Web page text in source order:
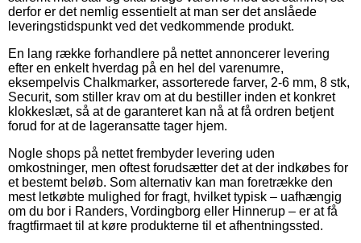
derfor er det nemlig essentielt at man ser det anslåede
leveringstidspunkt ved det vedkommende produkt.
En lang række forhandlere på nettet annoncerer levering
efter en enkelt hverdag på en hel del varenumre,
eksempelvis Chalkmarker, assorterede farver, 2-6 mm, 8 stk,
Securit, som stiller krav om at du bestiller inden et konkret
klokkeslæt, så at de garanteret kan nå at få ordren betjent
forud for at de lageransatte tager hjem.
Nogle shops på nettet frembyder levering uden
omkostninger, men oftest forudsætter det at der indkøbes for
et bestemt beløb. Som alternativ kan man foretrække den
mest letkøbte mulighed for fragt, hvilket typisk – uafhængig
om du bor i Randers, Vordingborg eller Hinnerup – er at få
fragtfirmaet til at køre produkterne til et afhentningssted.